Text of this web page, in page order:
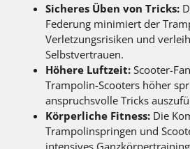
Sicheres Üben von Tricks:
Federung minimiert der
Verletzungsrisiken und
Selbstvertrauen.
Höhere Luftzeit: Scooter-
Trampolin-Scooters höher
anspruchsvolle Tricks
Körperliche Fitness: Die
Trampolinspringen und
intensives